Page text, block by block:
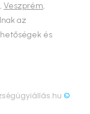
, Veszprém,
az
és
©